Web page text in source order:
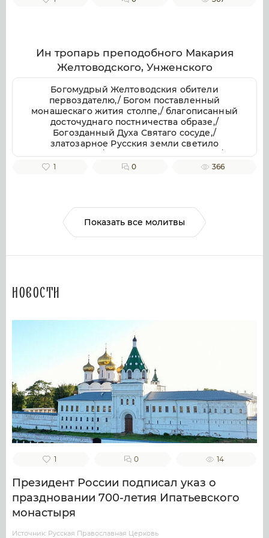
Ин тропарь преподобного Макария
Желтоводского, Унженского
Богомудрый Желтоводския обители
первоздателю,/ Богом поставленный
монашескаго жития столпе,/ благописанный
досточуднаго постничества образе,/
Богозданный Духа Святаго сосуде,/
златозарное Русския земли светило
всесветлое,/ молим тя, отче Макарие,/
светозарною молитв твоих лучею разрешай
1 0 366
Показать все молитвы
Новости
1 0 14
Президент России подписал указ о
праздновании 700-летия Ипатьевского
монастыря
Источник: Русская Православная Церковь